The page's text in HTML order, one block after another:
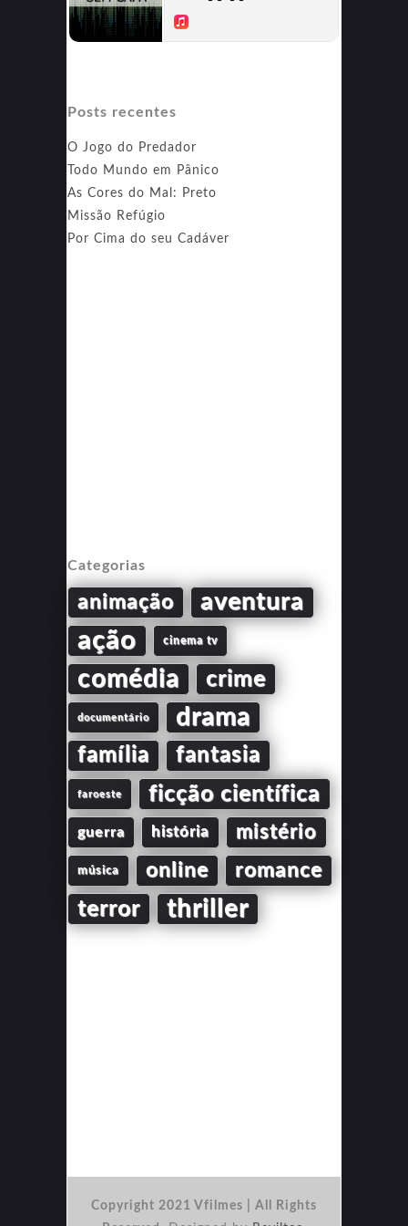
Posts recentes
O Jogo do Predador
Todo Mundo em Pânico
As Cores do Mal: Preto
Missão Refúgio
Por Cima do seu Cadáver
Categorias
animação aventura
ação cinema tv
comédia crime
documentário drama
família fantasia
faroeste ficção científica
guerra história mistério
música online romance
terror thriller
Copyright 2021 Vfilmes | All Rights